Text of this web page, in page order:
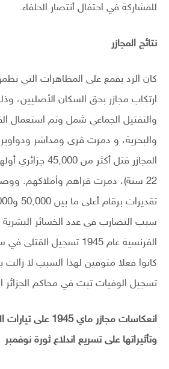
للمشاركة في احتفال أنتصار الحلفاء.
نتائج المجازر
كان الرد بقمع على المظاهرات التي
ارتكاب مجازر بحق السكان الأصليين،
والتقتيل الجماعي شمل وتم استعمال
والبحرية، و دمرت قرى ومداشر
المجازر قتل أكثر
22 سنة)، دمرت قراهم وأملاكهم.
تقديرات برقام أعلى ما بين 50,000 و70,000 قتيل.
سبب التضارب في عدد الخسائر
الفرنسية عام 1945 تسجيل
كانوا فعلا متوفين لهذا السبب لا زالت
تسجيل الوفيات تبت في محاكم الجزائر
انعكاسات مجازر ماي
وتأثيراتها على تسريع اندلاع ثورة نوفمبر